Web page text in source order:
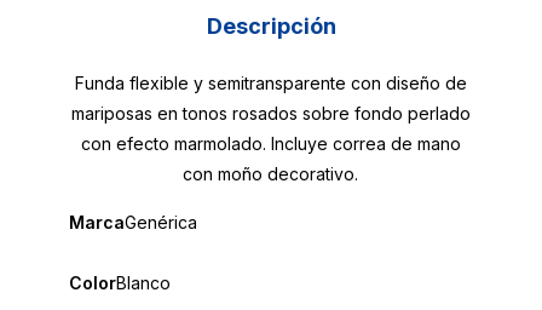
Descripción
Funda flexible y semitransparente con diseño de
mariposas en tonos rosados sobre fondo perlado
con efecto marmolado. Incluye correa de mano
con moño decorativo.
MarcaGenérica
ColorBlanco